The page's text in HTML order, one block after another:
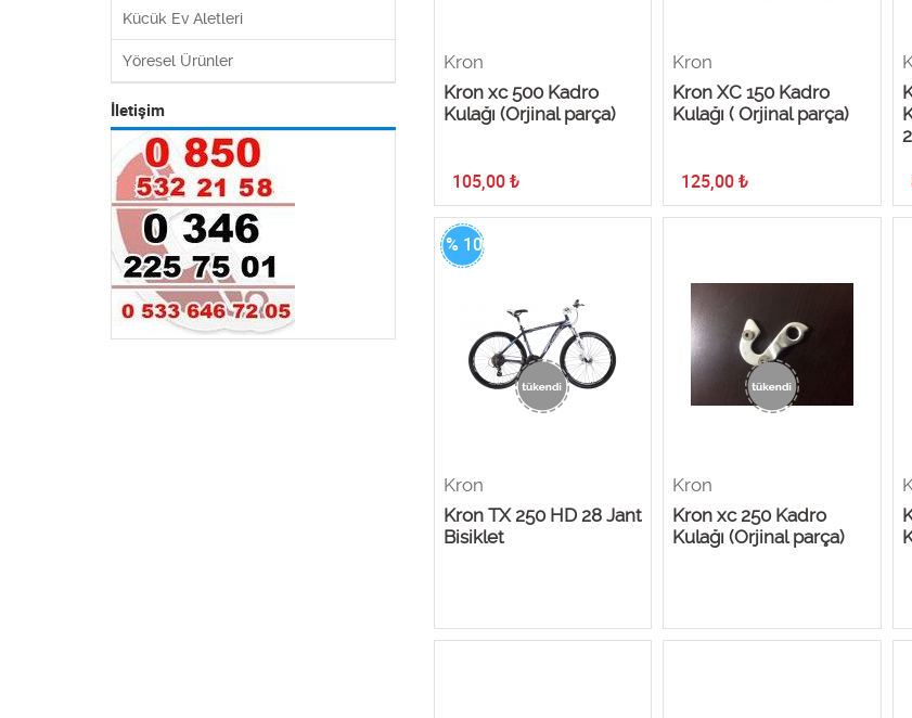
Kücük Ev Aletleri
Yöresel Ürünler
İletişim
Kron
Kron xc 500 Kadro
Kulağı (Orjinal parça)
105,00₺
Kron
Kron XC 150 Kadro
Kulağı ( Orjinal parça)
125,00 ₺
% 100
Kron
Kron TX 250 HD 28 Jant
Bisiklet
Kron
Kron xc 250 Kadro
Kulağı (Orjinal parça)